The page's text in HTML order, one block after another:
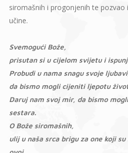
siromašnih i progonjenih te
učine.
Svemogući Bože,
prisutan si u cijelom svijetu i
Probudi u nama snagu svoje ljubavi,
da bismo mogli cijeniti ljepotu
Daruj nam svoj mir, da bismo
sestara.
O Bože siromašnih,
ulij u naša srca brigu za one koji